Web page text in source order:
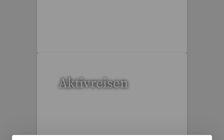
Aktivreisen